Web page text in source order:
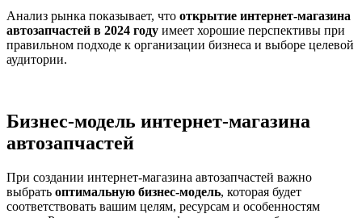
Анализ рынка показывает, что открытие интернет-магазина
автозапчастей в 2024 году имеет хорошие перспективы при
правильном подходе к организации бизнеса и выборе целевой
аудитории.
Бизнес-модель интернет-магазина
автозапчастей
При создании интернет-магазина автозапчастей важно
выбрать оптимальную бизнес-модель, которая будет
соответствовать вашим целям, ресурсам и особенностям